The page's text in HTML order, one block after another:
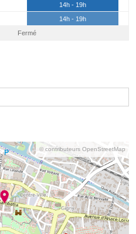
14h - 19h
14h - 19h
Fermé
© contributeurs OpenStreetMap